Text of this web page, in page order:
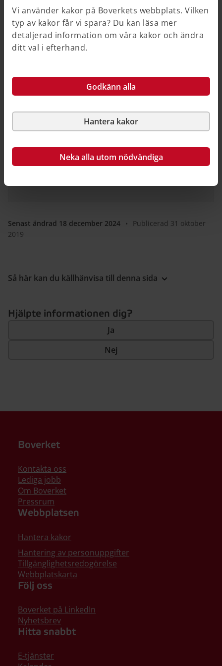
Vi använder kakor på Boverkets webbplats. Vilken
typ av kakor får vi spara? Du kan läsa mer
detaljerad information om våra kakor och ändra
ditt val i efterhand.
Godkänn alla
Hantera kakor
Neka alla utom nödvändiga
som främjar kontakt och gemenskap, liksom ett
mångsidigt socialt liv.
På Boverket
Plats för trygghet
På andra webbplatser
Ny lag reglerar kommuners ansvar att arbeta
Senast ändrad 18 december 2024 •
Publicerad 31 oktober
2019
Så här kan du källhänvisa till denna sida
Hjälpte informationen dig?
Ja
Nej
Boverket
Kontakta oss
Lediga jobb
Om Boverket
Pressrum
Webbplatsen
Hantera kakor
Hantering av personuppgifter
Tillgänglighetsredogörelse
Webbplatskarta
Följ oss
Boverket på LinkedIn
Nyhetsbrev
Hitta snabbt
E-tjänster